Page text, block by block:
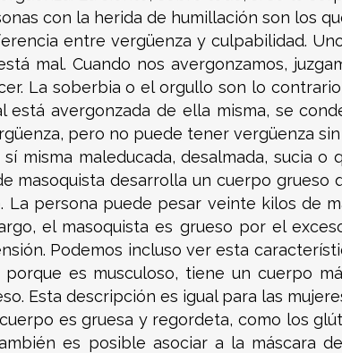
con la herida de humillación son los
entre vergüenza y culpabilidad.
mal. Cuando nos avergonzamos,
La soberbia o el orgullo son lo
está avergonzada de ella misma, se
pero no puede tener vergüenza
misma maleducada, desalmada, sucia
masoquista desarrolla un cuerpo
La persona puede pesar veinte kilos de
el masoquista es grueso por el
Podemos incluso ver esta
es musculoso, tiene un cuerpo
Esta descripción es igual para las
es gruesa y regordeta, como los
es posible asociar a la máscara